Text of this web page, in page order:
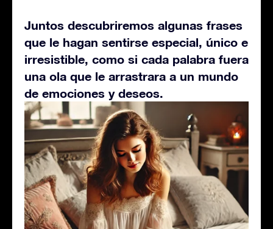
Juntos descubriremos algunas frases
que le hagan sentirse especial, único e
irresistible, como si cada palabra fuera
una ola que le arrastrara a un mundo
de emociones y deseos.